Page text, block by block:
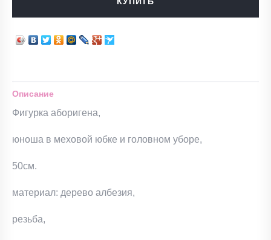
Описание
Фигурка аборигена,
юноша в меховой юбке и головном уборе,
50см.
материал: дерево албезия,
резьба,